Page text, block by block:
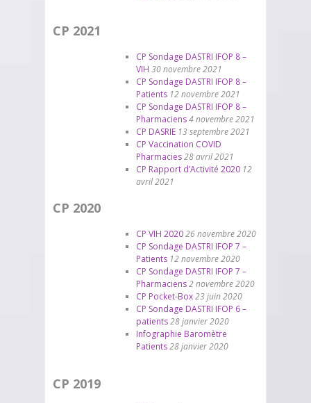
CP 2021
CP Sondage DASTRI IFOP 8 –
VIH 30 novembre 2021
CP Sondage DASTRI IFOP 8 –
Patients 12 novembre 2021
CP Sondage DASTRI IFOP 8 –
Pharmaciens4 novembre 2021
CP DASRIE 13 septembre 2021
CP Vaccination COVID
Pharmacies28 avril 2021
CP Rapport d’Activité 2020 12
avril 2021
CP 2020
CP VIH 202026 novembre 2020
CP Sondage DASTRI IFOP 7 –
Patients 12 novembre 2020
CP Sondage DASTRI IFOP 7 –
Pharmaciens2 novembre 2020
CP Pocket-Box23 juin 2020
CP Sondage DASTRI IFOP 6 –
patients28 janvier 2020
Infographie Baromètre
Patients28 janvier 2020
CP 2019